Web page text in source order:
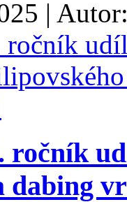
|
ročník
dabing